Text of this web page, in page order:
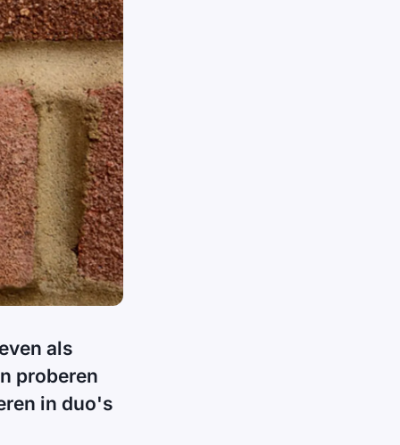
als
proberen
in duo's